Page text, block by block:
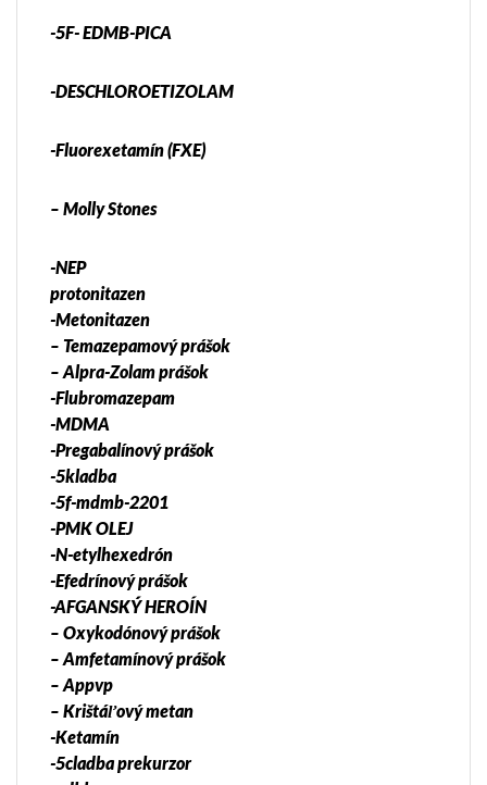
-5F- EDMB-PICA
-DESCHLOROETIZOLAM
-Fluorexetamín (FXE)
– Molly Stones
-NEP
protonitazen
-Metonitazen
– Temazepamový prášok
– Alpra-Zolam prášok
-Flubromazepam
-MDMA
-Pregabalínový prášok
-5kladba
-5f-mdmb-2201
-PMK OLEJ
-N-etylhexedrón
-Efedrínový prášok
-AFGANSKÝ HEROÍN
– Oxykodónový prášok
– Amfetamínový prášok
– Appvp
– Krištáľový metan
-Ketamín
-5cladba prekurzor